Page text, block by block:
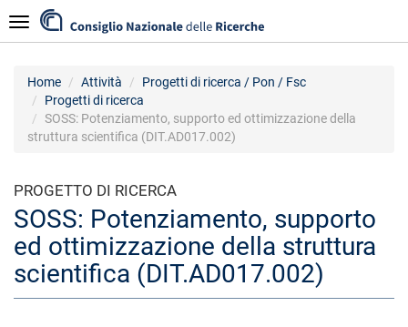
al
contenuto
Navigazione
Home Attività
Progetti di ricerca / Pon / Fsc
Progetti di ricerca
SOSS: Potenziamento, supporto ed ottimizzazione della
struttura scientifica (DIT.AD017.002)
PROGETTO DI RICERCA
SOSS: Potenziamento, supporto
ed ottimizzazione della struttura
scientifica (DIT.AD017.002)